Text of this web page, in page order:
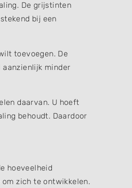
De grijstinten
bij een
toevoegen. De
minder
daarvan. U hoeft
behoudt. Daardoor
hoeveelheid
zich te ontwikkelen.